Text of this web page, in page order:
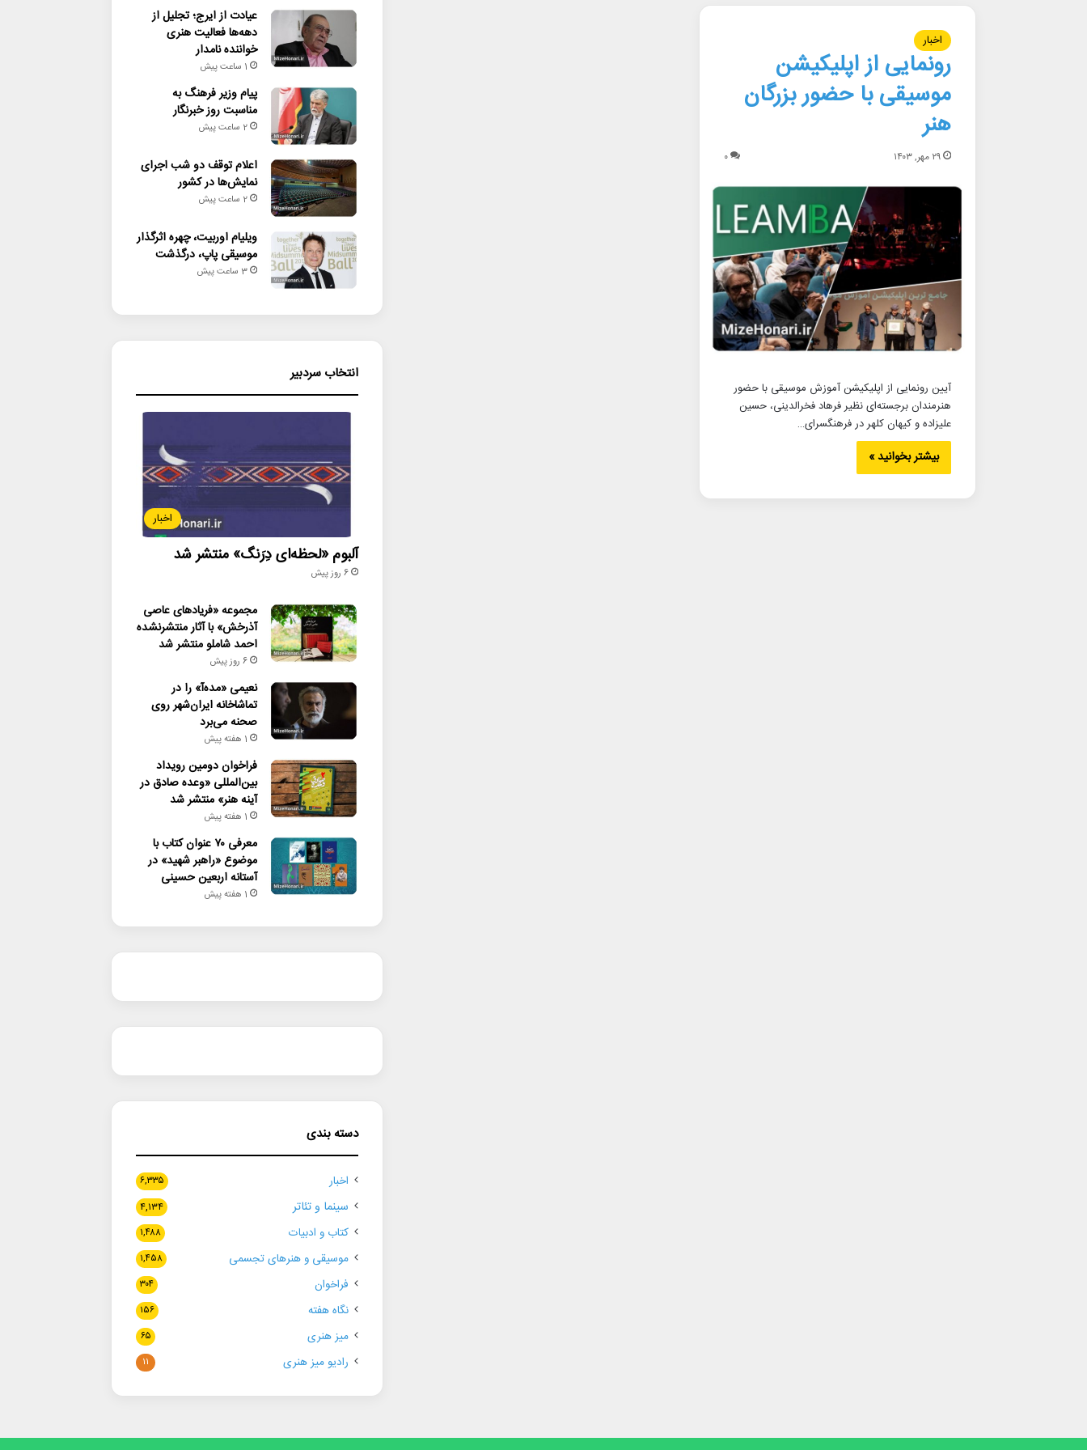
اخبار
رونمایی از اپلیکیشن
موسیقی با حضور بزرگان
هنر
۲۹ مهر, ۱۴۰۳ ۰
آیین رونمایی از اپلیکیشن آموزش موسیقی با حضور
هنرمندان برجسته‌ای نظیر فرهاد فخرالدینی، حسین
علیزاده و کیهان کلهر در فرهنگسرای…
بیشتر بخوانید »
عیادت از ایرج؛ تجلیل از
دهه‌ها فعالیت هنری
خواننده نامدار
1 ساعت پیش
پیام وزیر فرهنگ به
مناسبت روز خبرنگار
2 ساعت پیش
اعلام توقف دو شب اجرای
نمایش‌ها در کشور
2 ساعت پیش
ویلیام اوربیت، چهره اثرگذار
موسیقی پاپ، درگذشت
3 ساعت پیش
انتخاب سردبیر
اخبار
آلبوم «لحظه‌ای دِرَنگ» منتشر شد
6 روز پیش
مجموعه «فریادهای عاصی
آذرخش» با آثار منتشرنشده
احمد شاملو منتشر شد
6 روز پیش
نعیمی «مده‌آ» را در
تماشاخانه ایران‌شهر روی
صحنه می‌برد
1 هفته پیش
فراخوان دومین رویداد
بین‌المللی «وعده صادق در
آینه هنر» منتشر شد
1 هفته پیش
معرفی ۷۰ عنوان کتاب با
موضوع «راهبر شهید» در
آستانه اربعین حسینی
1 هفته پیش
دسته بندی
اخبار ۶,۳۳۵
سینما و تئاتر ۴,۱۳۴
کتاب و ادبیات ۱,۴۸۸
موسیقی و هنرهای تجسمی ۱,۴۵۸
فراخوان ۳۰۴
نگاه هفته ۱۵۶
میز هنری ۶۵
رادیو میز هنری ۱۱